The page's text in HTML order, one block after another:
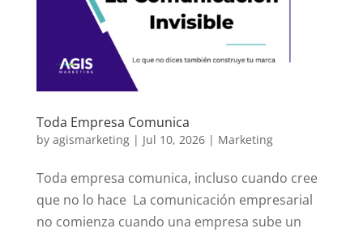
Toda Empresa Comunica
by agismarketing| Jul 10, 2026| Marketing
Toda empresa comunica, incluso cuando cree
que no lo hace La comunicación empresarial
no comienza cuando una empresa sube un